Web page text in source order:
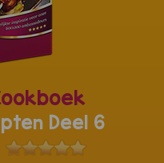
Deel 6